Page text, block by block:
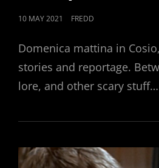
POSTED
10 MAY 2021 FREDD
Domenica mattina in
stories and reportage.
lore, and other scary stuff…